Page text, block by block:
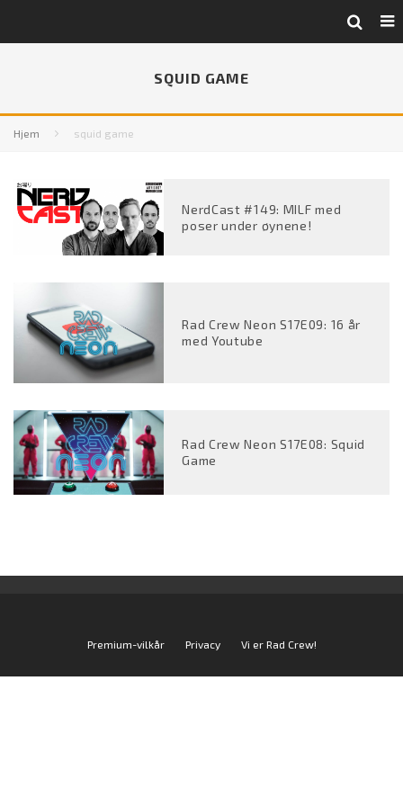
SQUID GAME
Hjem squid game
NerdCast #149: MILF med
poser under øynene!
Rad Crew Neon S17E09: 16 år
med Youtube
Rad Crew Neon S17E08: Squid
Game
Premium-vilkår Privacy Vi er Rad Crew!